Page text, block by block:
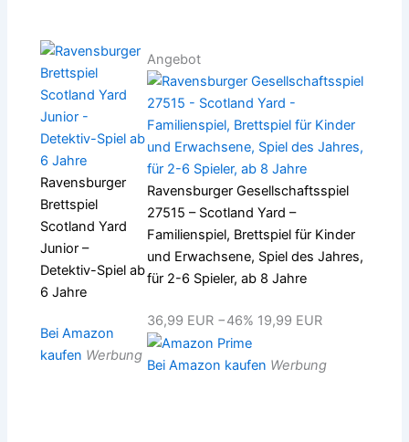
Ravensburger
Brettspiel
Scotland Yard
Junior –
Detektiv-Spiel ab
6 Jahre
Bei Amazon
kaufen Werbung
Angebot
Ravensburger Gesellschaftsspiel
27515 – Scotland Yard –
Familienspiel, Brettspiel für Kinder
und Erwachsene, Spiel des Jahres,
für 2-6 Spieler, ab 8 Jahre
36,99 EUR −46% 19,99 EUR
Bei Amazon kaufen Werbung